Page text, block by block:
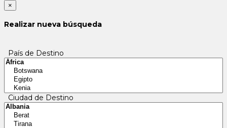
×
Realizar nueva búsqueda
País de Destino
Ciudad de Destino